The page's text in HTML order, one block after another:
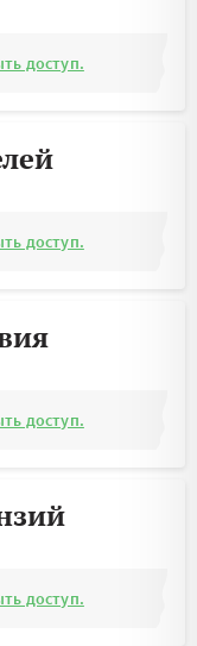
доступ.
доступ.
доступ.
доступ.